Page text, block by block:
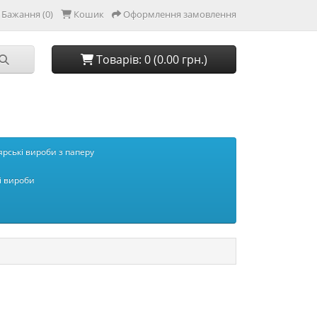
Бажання (0) Кошик Оформлення замовлення
Товарів: 0 (0.00 грн.)
вироби з паперу
вироби